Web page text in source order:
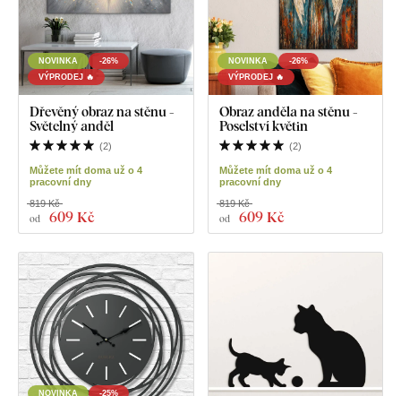
NOVINKA
-26%
VÝPRODEJ 🔥
Dřevěný obraz na stěnu -
Světelný anděl
(2)
Můžete mít doma už o 4
pracovní dny
od 609 Kč
819 Kč
NOVINKA
-26%
VÝPRODEJ 🔥
Obraz anděla na stěnu -
Poselství květin
(2)
Můžete mít doma už o 4
pracovní dny
od 609 Kč
819 Kč
NOVINKA
-25%